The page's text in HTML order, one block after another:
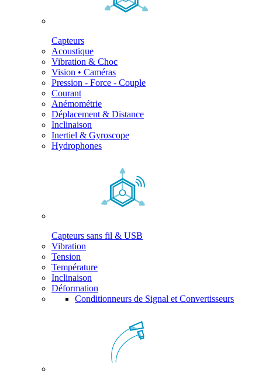
Capteurs
Acoustique
Vibration & Choc
Vision • Caméras
Pression - Force - Couple
Courant
Anémométrie
Déplacement & Distance
Inclinaison
Inertiel & Gyroscope
Hydrophones
Capteurs sans fil & USB
Vibration
Tension
Température
Inclinaison
Déformation
Conditionneurs de Signal et Convertisseurs